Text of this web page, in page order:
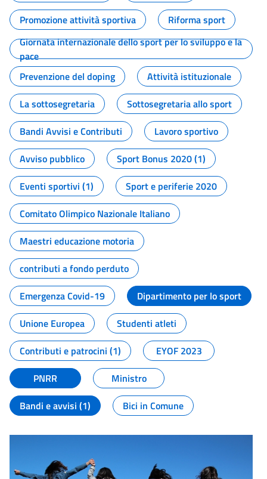
Promozione attività sportiva
Riforma sport
Giornata internazionale dello sport per lo sviluppo e la
pace
Prevenzione del doping
Attività istituzionale
La sottosegretaria
Sottosegretaria allo sport
Bandi Avvisi e Contributi
Lavoro sportivo
Avviso pubblico
Sport Bonus 2020 (1)
Eventi sportivi (1)
Sport e periferie 2020
Comitato Olimpico Nazionale Italiano
Maestri educazione motoria
contributi a fondo perduto
Emergenza Covid-19
Dipartimento per lo sport
Unione Europea
Studenti atleti
Contributi e patrocini (1)
EYOF 2023
PNRR
Ministro
Bandi e avvisi (1)
Bici in Comune